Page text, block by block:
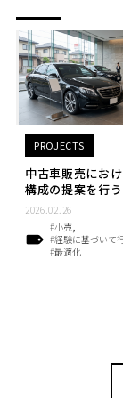
PROJECTS
中古車販売にお
構成の提案を行
2026.02.26
#小売
#経験に基づいて
#最適化